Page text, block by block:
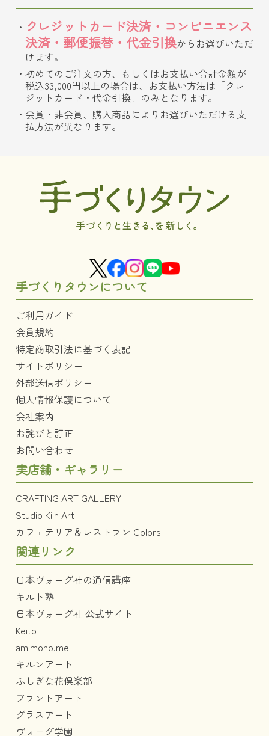
クレジットカード決済・コンビニエンス
決済・郵便振替・代金引換からお選びいただ
けます。
初めてのご注文の方、もしくはお支払い合計金額が
税込33,000円以上の場合は、お支払い方法は「クレ
ジットカード・代金引換」のみとなります。
会員・非会員、購入商品によりお選びいただける支
払方法が異なります。
手づくりタウンについて
ご利用ガイド
会員規約
特定商取引法に基づく表記
サイトポリシー
外部送信ポリシー
個人情報保護について
会社案内
お詫びと訂正
お問い合わせ
実店舗・ギャラリー
CRAFTING ART GALLERY
Studio Kiln Art
カフェテリア＆レストラン Colors
関連リンク
日本ヴォーグ社の通信講座
キルト塾
日本ヴォーグ社 公式サイト
Keito
amimono.me
キルンアート
ふしぎな花倶楽部
プラントアート
グラスアート
ヴォーグ学園